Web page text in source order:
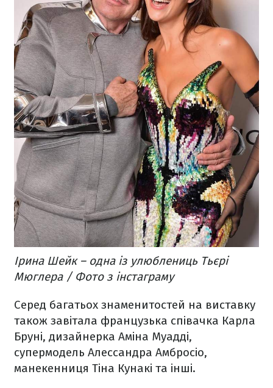
Ірина Шейк – одна із улюблениць Тьєрі
Мюглера / Фото з інстаграму
Серед багатьох знаменитостей на виставку
також завітала французька співачка Карла
Бруні, дизайнерка Аміна Муадді,
супермодель Алессандра Амбросіо,
манекенниця Тіна Кунакі та інші.